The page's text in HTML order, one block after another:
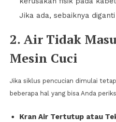
Jika ada, sebaiknya
2. Air Tidak
Mesin Cuci
Jika siklus pencucian dimulai
beberapa hal yang bisa Anda
Kran Air Tertutup atau